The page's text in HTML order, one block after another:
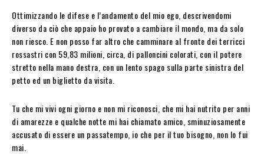
Ottimizzando le difese e l’andamento del mio ego, descrivendomi
diverso da ciò che appaio ho provato a cambiare il mondo, ma da solo
non riesco. E non posso far altro che camminare al fronte dei terricci
rossastri con 59,83 milioni, circa, di palloncini colorati, con il potere
stretto nella mano destra, con un lento spago sulla parte sinistra del
petto ed un biglietto da visita.
Tu che mi vivi ogni giorno e non mi riconosci, che mi hai nutrito per anni
di amarezze e qualche notte mi hai chiamato amico, sminuziosamente
accusato di essere un passatempo, io che per il tuo bisogno, non lo fui
mai.